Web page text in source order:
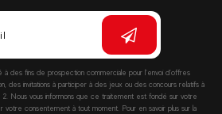
à des fins de prospection commerciale pour l’envoi d’offres
des invitations à participer à des jeux ou des concours relatifs à
2. Nous vous informons que ce traitement est fondé sur votre
consentement à tout moment. Pour en savoir plus sur la